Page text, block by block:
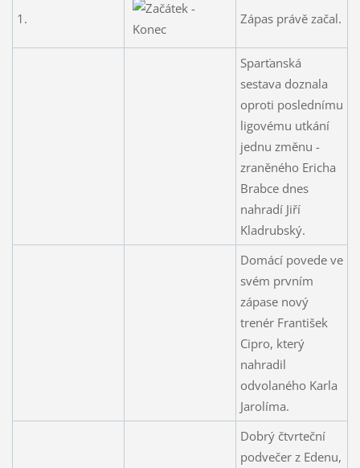
1. Zápas právě začal.
Sparťanská
sestava doznala
oproti poslednímu
ligovému utkání
jednu změnu -
zraněného Ericha
Brabce dnes
nahradí Jiří
Kladrubský.
Domácí povede ve
svém prvním
zápase nový
trenér František
Cipro, který
nahradil
odvolaného Karla
Jarolíma.
Dobrý čtvrteční
podvečer z Edenu,